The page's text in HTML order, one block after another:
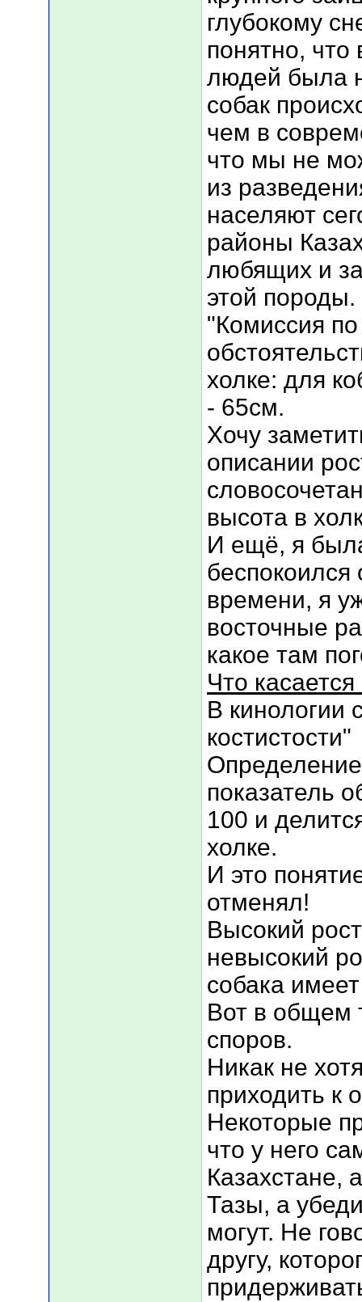
глубокому
понятно, что
людей была
собак
чем в
что мы не
из
населяют
районы
любящих и
этой породы.
"Комиссия
холке: для
- 65см.
Хочу
описании
высота в
И ещё, я
беспокоился
времени, я
восточные
какое там
Что касается
В кинологии
костистости"
показатель
100 и
холке.
И это
отменял!
Высокий
невысокий
собака
Вот в общем
споров.
Никак не
приходить к
Некоторые
что у него
Казахстане,
Тазы, а
могут. Не
другу,